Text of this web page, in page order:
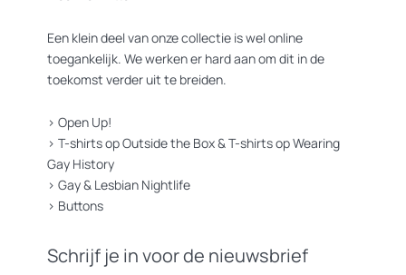
Een klein deel van onze collectie is wel online
toegankelijk. We werken er hard aan om dit in de
toekomst verder uit te breiden.
> Open Up!
> T-shirts op Outside the Box&T-shirts op Wearing
Gay History
> Gay & Lesbian Nightlife
> Buttons
Schrijf je in voor de nieuwsbrief